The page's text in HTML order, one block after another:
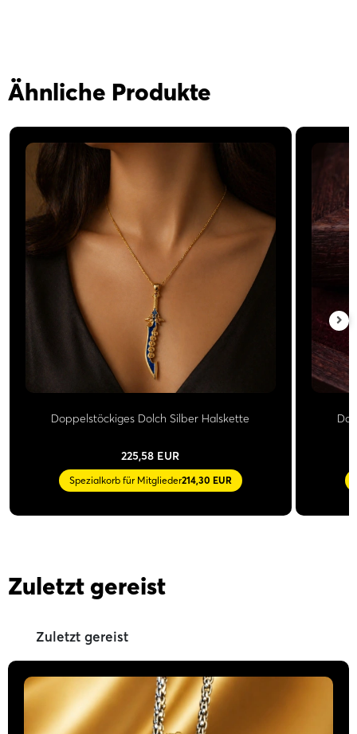
Ähnliche Produkte
Doppelstöckiges Dolch Silber Halskette
225,58 EUR
Spezialkorb für Mitglieder214,30 EUR
Zuletzt gereist
Zuletzt gereist